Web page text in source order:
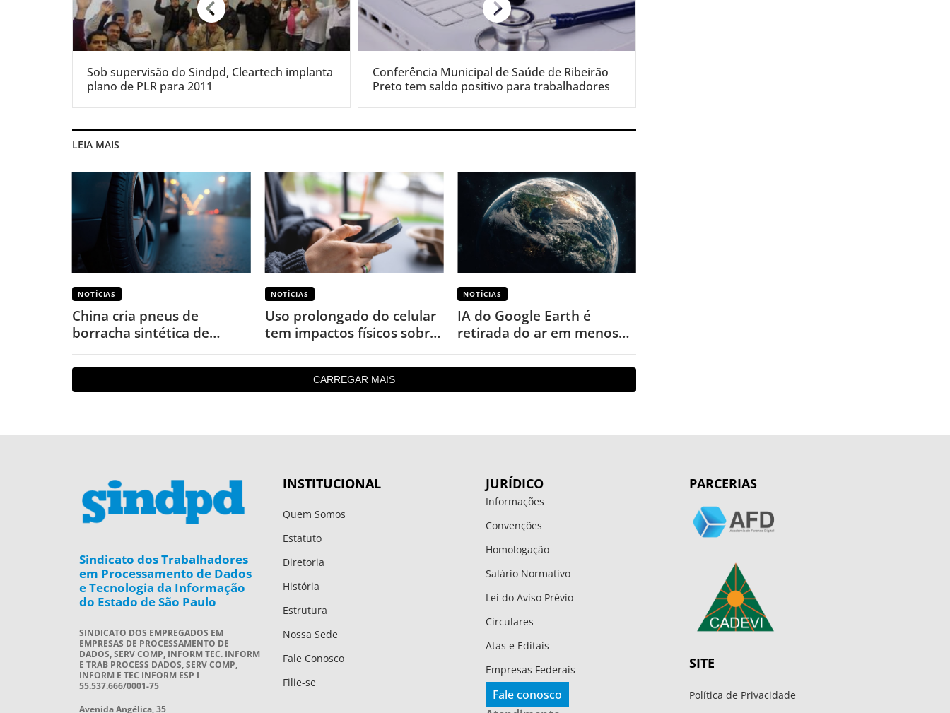
Sob supervisão do Sindpd, Cleartech implanta
plano de PLR para 2011
Conferência Municipal de Saúde de Ribeirão
Preto tem saldo positivo para trabalhadores
LEIA MAIS
NOTÍCIAS
China cria pneus de
borracha sintética de
terras-raras para veículos
elétricos
NOTÍCIAS
Uso prolongado do celular
tem impactos físicos sobre
o corpo
NOTÍCIAS
IA do Google Earth é
retirada do ar em menos
de um dia após uso
inesperado
CARREGAR MAIS
Sindicato dos Trabalhadores
em Processamento de Dados
e Tecnologia da Informação
do Estado de São Paulo
SINDICATO DOS EMPREGADOS EM
EMPRESAS DE PROCESSAMENTO DE
DADOS, SERV COMP, INFORM TEC. INFORM
E TRAB PROCESS DADOS, SERV COMP,
INFORM E TEC INFORM ESP I
55.537.666/0001-75
Avenida Angélica, 35
INSTITUCIONAL
Quem Somos
Estatuto
Diretoria
História
Estrutura
Nossa Sede
Fale Conosco
Filie-se
JURÍDICO
Informações
Convenções
Homologação
Salário Normativo
Lei do Aviso Prévio
Circulares
Atas e Editais
Empresas Federais
Fale conosco
PARCERIAS
SITE
Política de Privacidade